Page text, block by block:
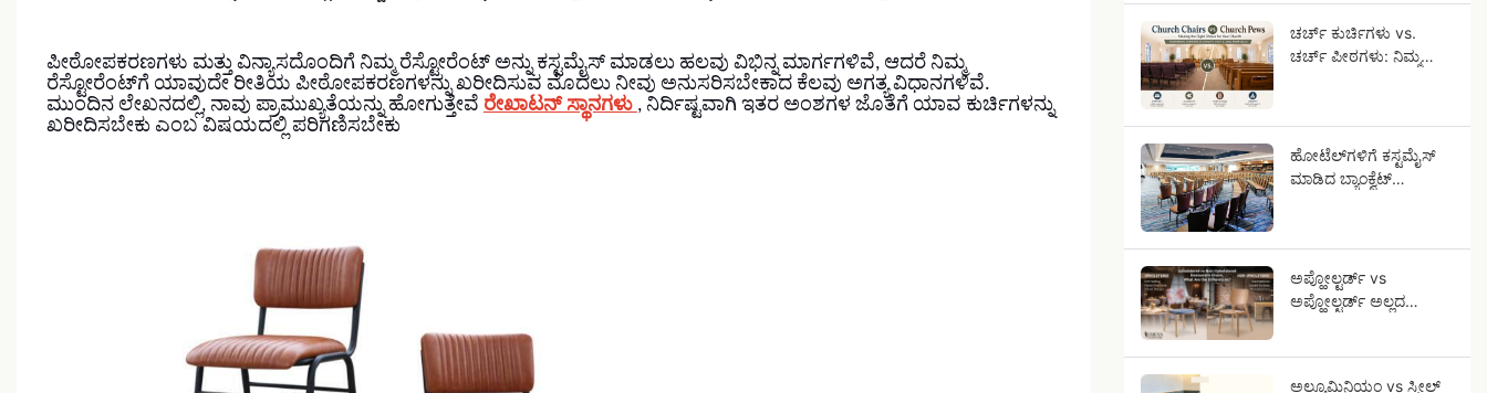
ಪೀಠೋಪಕರಣಗಳು ಮತ್ತು ವಿನ್ಯಾಸದೊಂದಿಗೆ ನಿಮ್ಮ ರೆಸ್ಟೋರೆಂಟ್ ಅನ್ನು ಕಸ್ಟಮೈಸ್ ಮಾಡಲು ಹಲವು ವಿಭಿನ್ನ ಮಾರ್ಗಗಳಿವೆ, ಆದರೆ ನಿಮ್ಮ
ರೆಸ್ಟೋರೆಂಟ್‌ಗೆ ಯಾವುದೇ ರೀತಿಯ ಪೀಠೋಪಕರಣಗಳನ್ನು ಖರೀದಿಸುವ ಮೊದಲು ನೀವು ಅನುಸರಿಸಬೇಕಾದ ಕೆಲವು ಅಗತ್ಯ ವಿಧಾನಗಳಿವೆ.
ಮುಂದಿನ ಲೇಖನದಲ್ಲಿ, ನಾವು ಪ್ರಾಮುಖ್ಯತೆಯನ್ನು ಹೋಗುತ್ತೇವೆ ರೇಖಾಟನ್ ಸ್ಥಾನಗಳು , ನಿರ್ದಿಷ್ಟವಾಗಿ ಇತರ ಅಂಶಗಳ ಜೊತೆಗೆ ಯಾವ ಕುರ್ಚಿಗಳನ್ನು
ಖರೀದಿಸಬೇಕು ಎಂಬ ವಿಷಯದಲ್ಲಿ ಪರಿಗಣಿಸಬೇಕು
ಚರ್ಚ್ ಕುರ್ಚಿಗಳು vs.
ಚರ್ಚ್ ಪೀಠಗಳು: ನಿಮ್ಮ
ಹೋಟೆಲ್‌ಗಳಿಗೆ ಕಸ್ಟಮೈಸ್
ಮಾಡಿದ ಬ್ಯಾಂಕ್ವೆಟ್
OEM ಮಾರ್ಗದರ್ಶಿ
ಅಪ್ಹೋಲ್ಟರ್ಡ್ vs
ಅಪ್ಹೋಲ್ಟರ್ಡ್ ಅಲ್ಲದ
ಅಲ್ಯೂಮಿನಿಯಂ vs ಸ್ಟೀಲ್